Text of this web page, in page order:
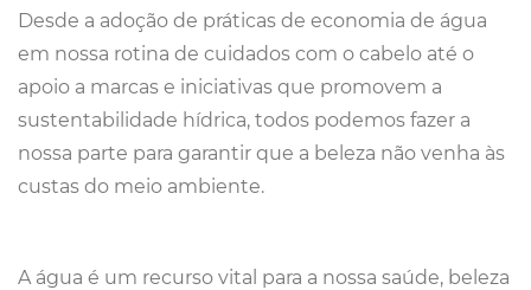
Desde a adoção de práticas de economia de água
em nossa rotina de cuidados com o cabelo até o
apoio a marcas e iniciativas que promovem a
sustentabilidade hídrica, todos podemos fazer a
nossa parte para garantir que a beleza não venha às
custas do meio ambiente.
A água é um recurso vital para a nossa saúde, beleza